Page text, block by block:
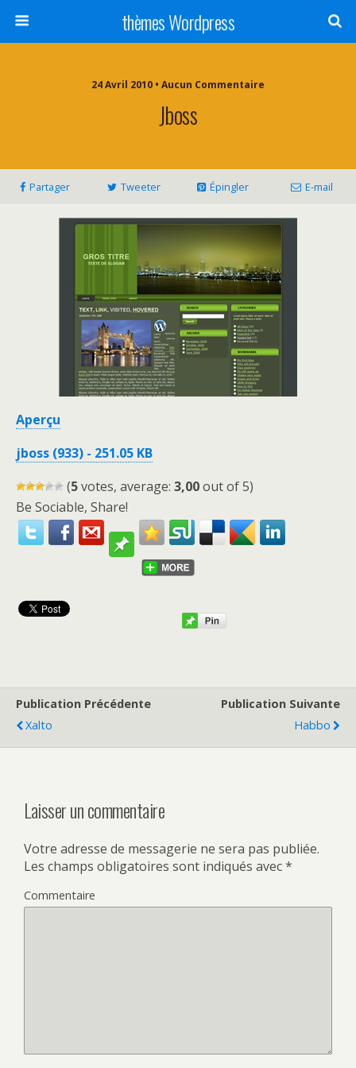
thèmes Wordpress
24 Avril 2010 • Aucun Commentaire
Jboss
Partager Tweeter Épingler E-mail
Aperçu
jboss (933) - 251.05 KB
(5votes, average: 3,00out of 5)
Be Sociable, Share!
Publication Précédente
Xalto
Publication Suivante
Habbo
Laisser un commentaire
Votre adresse de messagerie ne sera pas publiée.
Les champs obligatoires sont indiqués avec*
Commentaire